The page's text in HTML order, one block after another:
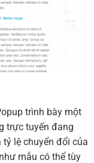
trình bày một
trực tuyến đang
lệ chuyển đổi của
mẫu có thể tùy